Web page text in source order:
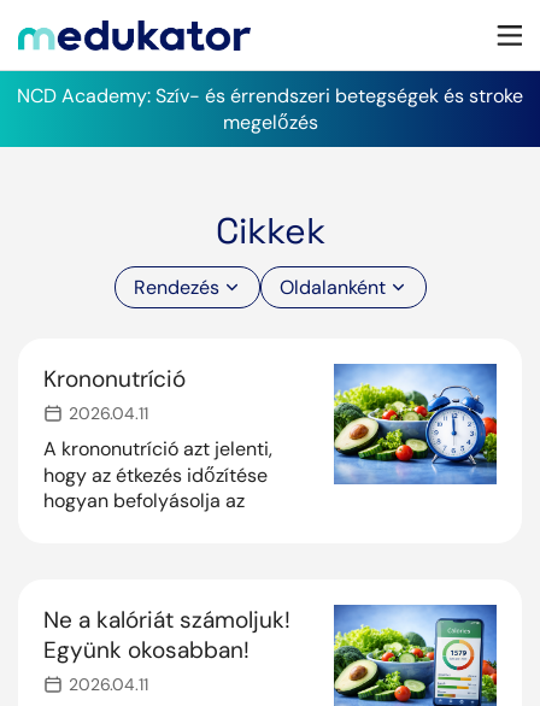
NCD Academy: Szív- és érrendszeri betegségek és stroke
megelőzés
Cikkek
Rendezés Oldalanként
Krononutríció
2026.04.11
A krononutríció azt jelenti,
hogy az étkezés időzítése
hogyan befolyásolja az
mikor eszünk.
Ne a kalóriát számoljuk!
Együnk okosabban!
2026.04.11